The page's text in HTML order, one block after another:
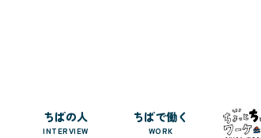
ちばの人
INTERVIEW
ちばで働く
WORK